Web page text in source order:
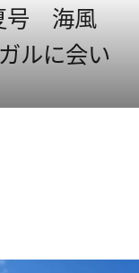
号 海風
ルに会い